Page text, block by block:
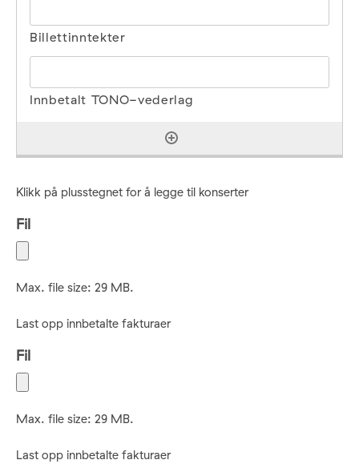
Klikk på plusstegnet for å legge til konserter
Fil
Max. file size: 29 MB.
Last opp innbetalte fakturaer
Fil
Max. file size: 29 MB.
Last opp innbetalte fakturaer